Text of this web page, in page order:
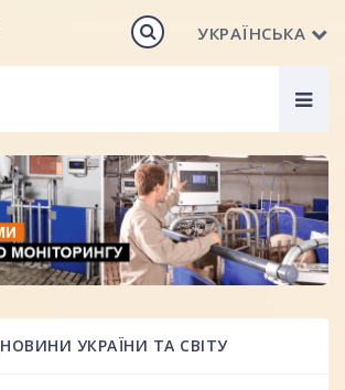
УКРАЇНСЬКА
НОВИНИ УКРАЇНИ ТА СВІТУ